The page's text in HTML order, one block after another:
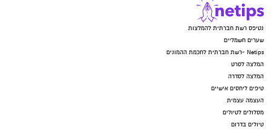
נטיפס רשת חברתית להמלצות
שערים חשמליים
Netips -רשת חברתית לחכמת ההמונים
המלצה לסרט
המלצה לסדרה
טיפים ליחסים אישיים
העצמה עצמית
מסלולים לטיולים
טיולים בדרום